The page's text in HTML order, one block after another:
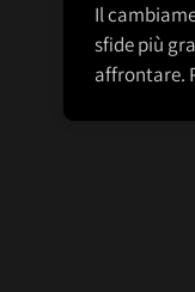
Il
sfide più
affrontare.